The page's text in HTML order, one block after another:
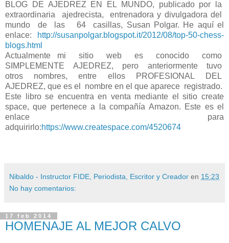
BLOG DE AJEDREZ EN EL MUNDO, publicado por la
extraordinaria ajedrecista, entrenadora y divulgadora del
mundo de las 64 casillas, Susan Polgar. He aquí el
enlace:
http://susanpolgar.blogspot.it/2012/08/top-50-chess-
blogs.html
Actualmente mi sitio web es conocido como
SIMPLEMENTE AJEDREZ, pero anteriormente tuvo
otros nombres, entre ellos PROFESIONAL DEL
AJEDREZ, que es el nombre en el que aparece registrado.
Este libro se encuentra en venta mediante el sitio create
space, que pertenece a la compañía Amazon. Este es el
enlace para
adquirirlo:https://www.createspace.com/4520674
Nibaldo - Instructor FIDE, Periodista, Escritor y Creador en 15:23
No hay comentarios:
17 feb 2014
HOMENAJE AL MEJOR CALVO